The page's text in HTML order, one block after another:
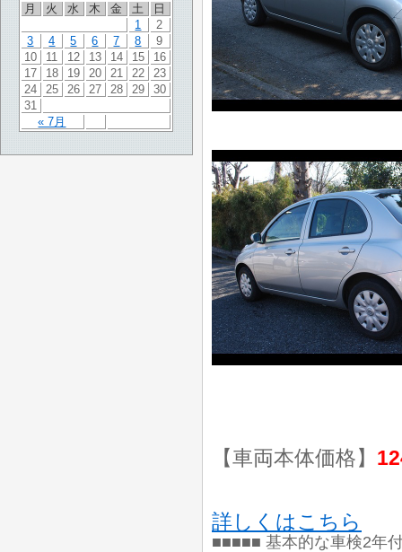
月
火 水 木 金 土 日
« 7月
1
2
3
4 5 6 7 8
9
10
11 12 13 14 15
16
17
18 19 20 21 22
23
24
25 26 27 28 29
30
31
【車両本体価格】
詳しくはこちら
■■■■■ 基本的な車検2年